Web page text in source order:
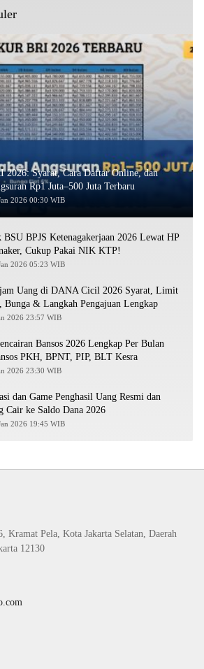
2026: Syarat, Cara Daftar Online, dan
Rp1 Juta–500 Juta Terbaru
2026 00:30 WIB
BSU BPJS Ketenagakerjaan 2026 Lewat HP
Cukup Pakai NIK KTP!
2026 05:23 WIB
Uang di DANA Cicil 2026 Syarat, Limit
Bunga & Langkah Pengajuan Lengkap
2026 23:57 WIB
Bansos 2026 Lengkap Per Bulan
PKH, BPNT, PIP, BLT Kesra
2026 23:30 WIB
dan Game Penghasil Uang Resmi dan
Cair ke Saldo Dana 2026
2026 19:45 WIB
Kramat Pela, Kota Jakarta Selatan, Daerah
12130